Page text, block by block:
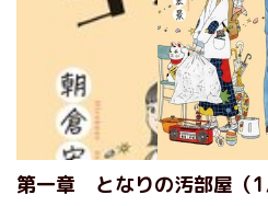
第一章 となりの汚部屋（